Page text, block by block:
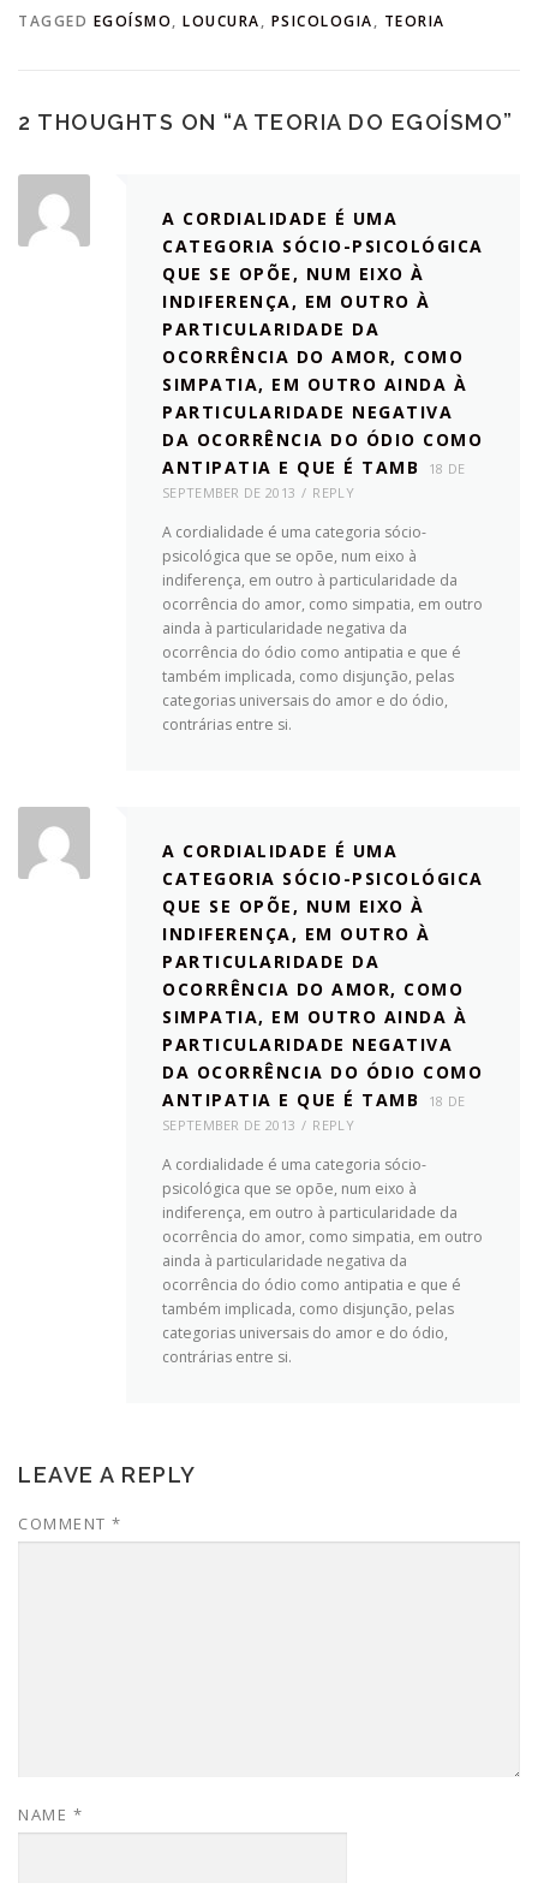
TAGGED EGOÍSMO, LOUCURA, PSICOLOGIA, TEORIA
2 THOUGHTS ON “A TEORIA DO EGOÍSMO”
A CORDIALIDADE É UMA
CATEGORIA SÓCIO-PSICOLÓGICA
QUE SE OPÕE, NUM EIXO À
INDIFERENÇA, EM OUTRO À
PARTICULARIDADE DA
OCORRÊNCIA DO AMOR, COMO
SIMPATIA, EM OUTRO AINDA À
PARTICULARIDADE NEGATIVA
DA OCORRÊNCIA DO ÓDIO COMO
ANTIPATIA E QUE É TAMB
18 DE
SEPTEMBER DE 2013
REPLY
A cordialidade é uma categoria sócio-
psicológica que se opõe, num eixo à
indiferença, em outro à particularidade da
ocorrência do amor, como simpatia, em outro
ainda à particularidade negativa da
ocorrência do ódio como antipatia e que é
também implicada, como disjunção, pelas
categorias universais do amor e do ódio,
contrárias entre si.
A CORDIALIDADE É UMA
CATEGORIA SÓCIO-PSICOLÓGICA
QUE SE OPÕE, NUM EIXO À
INDIFERENÇA, EM OUTRO À
PARTICULARIDADE DA
OCORRÊNCIA DO AMOR, COMO
SIMPATIA, EM OUTRO AINDA À
PARTICULARIDADE NEGATIVA
DA OCORRÊNCIA DO ÓDIO COMO
ANTIPATIA E QUE É TAMB
18 DE
SEPTEMBER DE 2013
REPLY
A cordialidade é uma categoria sócio-
psicológica que se opõe, num eixo à
indiferença, em outro à particularidade da
ocorrência do amor, como simpatia, em outro
ainda à particularidade negativa da
ocorrência do ódio como antipatia e que é
também implicada, como disjunção, pelas
categorias universais do amor e do ódio,
contrárias entre si.
LEAVE A REPLY
COMMENT *
NAME *